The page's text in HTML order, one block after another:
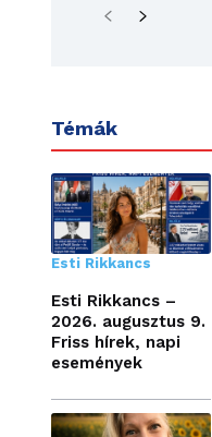
Témák
Esti Rikkancs
Esti Rikkancs –
2026. augusztus 9.
Friss hírek, napi
események